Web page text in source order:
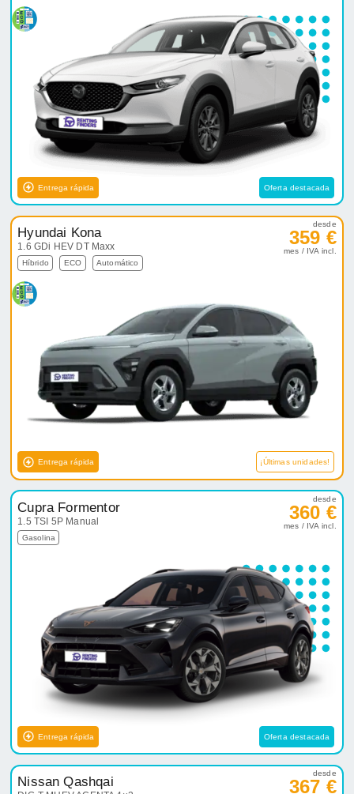
Entrega rápida Oferta destacada
Hyundai Kona
1.6 GDi HEV DT Maxx
Híbrido ECO Automático
desde
359 €
mes / IVA incl.
Entrega rápida ¡Últimas unidades!
Cupra Formentor
1.5 TSI 5P Manual
Gasolina
desde
360 €
mes / IVA incl.
Entrega rápida Oferta destacada
Nissan Qashqai
desde
367 €